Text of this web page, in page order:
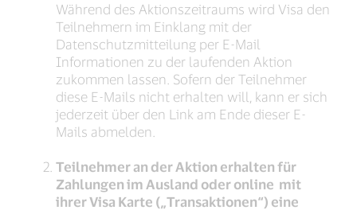
Während des Aktionszeitraums wird Visa den
Teilnehmern im Einklang mit der
Datenschutzmitteilung per E-Mail
Informationen zu der laufenden Aktion
zukommen lassen. Sofern der Teilnehmer
diese E-Mails nicht erhalten will, kann er sich
jederzeit über den Link am Ende dieser E-
Mails abmelden.
Teilnehmer an der Aktion erhalten für
Zahlungen im Ausland oder online mit
ihrer Visa Karte („Transaktionen“) eine